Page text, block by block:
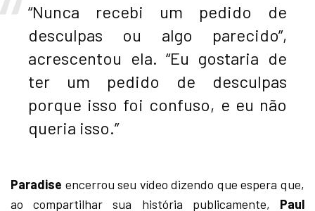
“Nunca recebi um pedido de
desculpas ou algo parecido”,
acrescentou ela. “Eu gostaria de
ter um pedido de desculpas
porque isso foi confuso, e eu não
queria isso.”
Paradise encerrou seu vídeo dizendo que espera que,
ao compartilhar sua história publicamente, Paul